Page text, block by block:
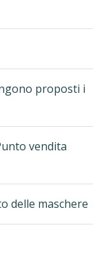
proposti i
vendita
delle maschere